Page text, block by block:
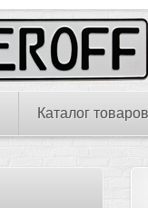
Каталог товаров